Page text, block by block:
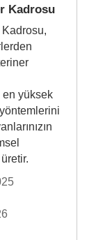
Kadrosu
en yüksek